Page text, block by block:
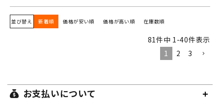
並び替え 新着順 価格が安い順 価格が高い順 在庫数順
81件中 1 -40件表示
1
2 3
お支払いについて